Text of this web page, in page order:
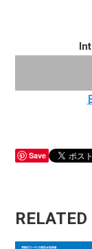
Save
RELATED